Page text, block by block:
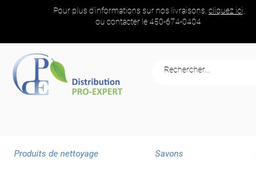
Pour plus d'informations sur nos livraisons, cliquez ici,
ou contacter le450-674-0404
Produits de nettoyage Savons